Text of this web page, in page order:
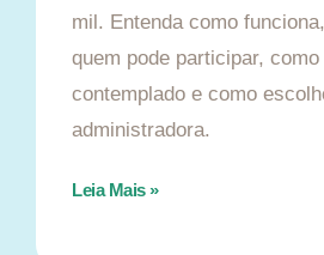
mil. Entenda como
quem pode participar,
contemplado e como
administradora.
Leia Mais »